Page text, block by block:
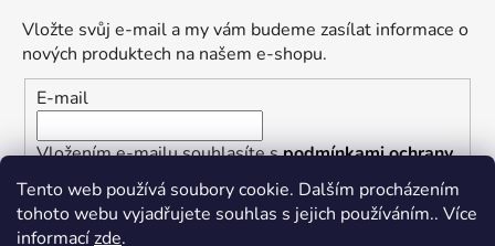
Tento web používá soubory cookie. Dalším procházením
tohoto webu vyjadřujete souhlas s jejich používáním.. Více
informacízde.
Vložte svůj e-mail a my vám budeme zasílat informace o
nových produktech na našem e-shopu.
E-mail
Vložením e-mailu souhlasíte spodmínkami ochrany
osobních údajů
PŘIHLÁSIT SE